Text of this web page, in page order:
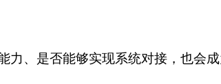
、是否能够实现系统对接，也会成